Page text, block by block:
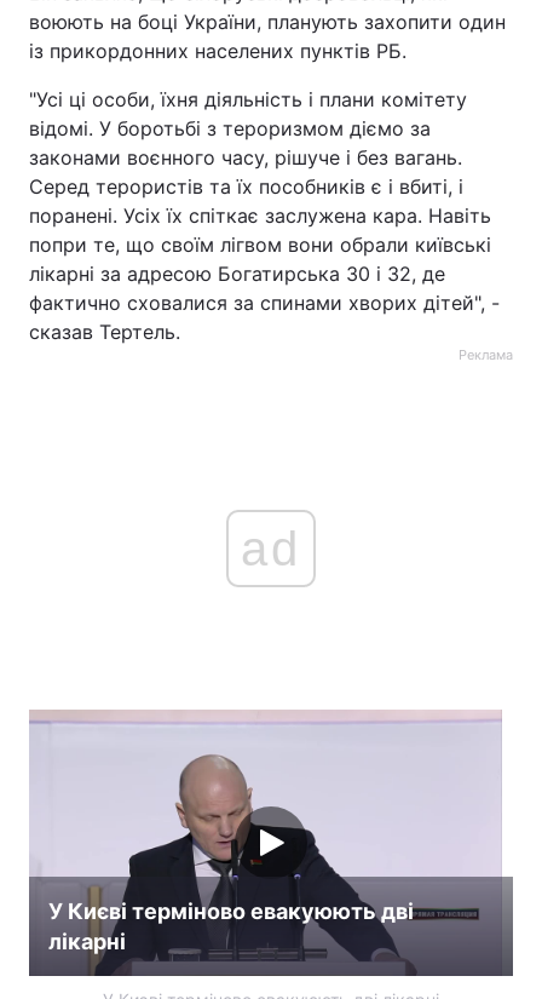
воюють на боці України, планують захопити один
із прикордонних населених пунктів РБ.
"Усі ці особи, їхня діяльність і плани комітету
відомі. У боротьбі з тероризмом діємо за
законами воєнного часу, рішуче і без вагань.
Серед терористів та їх пособників є і вбиті, і
поранені. Усіх їх спіткає заслужена кара. Навіть
попри те, що своїм лігвом вони обрали київські
лікарні за адресою Богатирська 30 і 32, де
фактично сховалися за спинами хворих дітей", -
сказав Тертель.
Реклама
ad
У Києві терміново евакуюють дві
лікарні